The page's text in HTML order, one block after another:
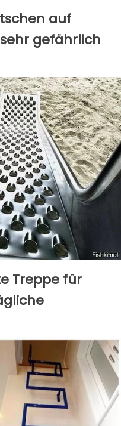
auf
gefährlich
Treppe für